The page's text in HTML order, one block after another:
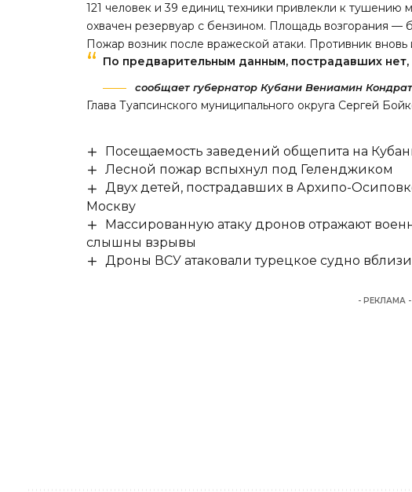
121 человек и 39 единиц техники привлекли к
охвачен резервуар с бензином. Площадь возгорания —
Пожар возник после вражеской атаки. Противник вновь
По предварительным данным, пострадавших нет,
сообщает губернатор Кубани Вениамин
Глава Туапсинского муниципального округа Сергей
Посещаемость заведений общепита на
Лесной пожар вспыхнул под Геленджиком
Двух детей, пострадавших в Архипо-
Москву
Массированную атаку дронов отражают
слышны взрывы
Дроны ВСУ атаковали турецкое судно
- РЕКЛАМА -